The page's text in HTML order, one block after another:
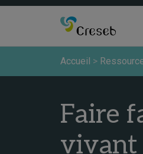
Accueil >
Faire
vivant